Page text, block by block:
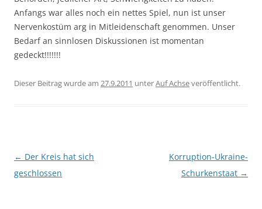
Anfangs war alles noch ein nettes Spiel, nun ist unser
Nervenkostüm arg in Mitleidenschaft genommen. Unser
Bedarf an sinnlosen Diskussionen ist momentan
gedeckt!!!!!!!
Dieser Beitrag wurde am 27.9.2011 unterAuf Achseveröffentlicht.
Beitragsnavigation
← Der Kreis hat sich
geschlossen
Korruption-Ukraine-
Schurkenstaat →